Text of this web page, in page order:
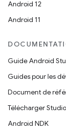
Android 12
Android 11
Guide Android
Guides pour les
Document de
Télécharger Studio
Android NDK